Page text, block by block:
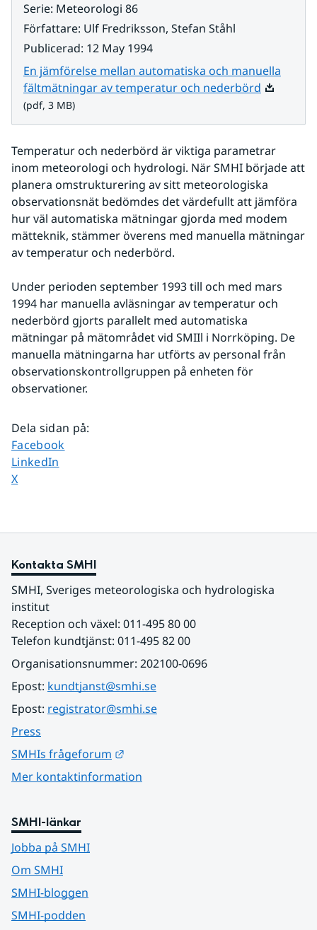
Serie: Meteorologi 86
Författare: Ulf Fredriksson, Stefan Ståhl
Publicerad: 12 May 1994
En jämförelse mellan automatiska och manuella
fältmätningar av temperatur och nederbörd Pdf, 3 MB.
(pdf, 3 MB)
Temperatur och nederbörd är viktiga parametrar
inom meteorologi och hydrologi. När SMHI började att
planera omstrukturering av sitt meteorologiska
observationsnät bedömdes det värdefullt att jämföra
hur väl automatiska mätningar gjorda med modem
mätteknik, stämmer överens med manuella mätningar
av temperatur och nederbörd.
Under perioden september 1993 till och med mars
1994 har manuella avläsningar av temperatur och
nederbörd gjorts parallelt med automatiska
mätningar på mätområdet vid SMIIl i Norrköping. De
manuella mätningarna har utförts av personal från
observationskontrollgruppen på enheten för
observationer.
Dela sidan på:
Dela sidan på
Facebook
Dela sidan på
LinkedIn
Dela sidan på
X
Kontakta SMHI
SMHI, Sveriges meteorologiska och hydrologiska
institut
Reception och växel: 011-495 80 00
Telefon kundtjänst: 011-495 82 00
Organisationsnummer: 202100-0696
Epost: kundtjanst@smhi.se
Epost: registrator@smhi.se
Press
SMHIs frågeforum
Mer kontaktinformation
SMHI-länkar
Jobba på SMHI
Om SMHI
SMHI-bloggen
SMHI-podden